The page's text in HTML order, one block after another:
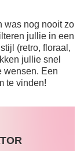
was nog nooit zo
jullie in een
(retro, floraal,
jullie snel
wensen. Een
te vinden!